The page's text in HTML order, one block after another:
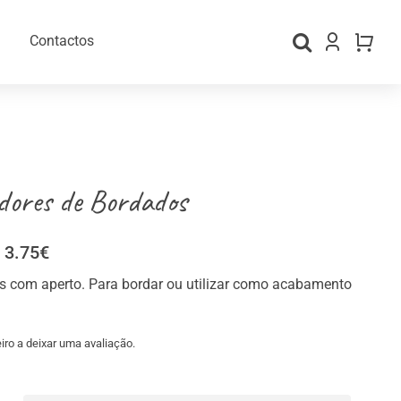
Contactos
de Bordados
3.75€Price
range:
1.95€
3.75€
com aperto. Para bordar ou utilizar como acabamento
a deixar uma avaliação.